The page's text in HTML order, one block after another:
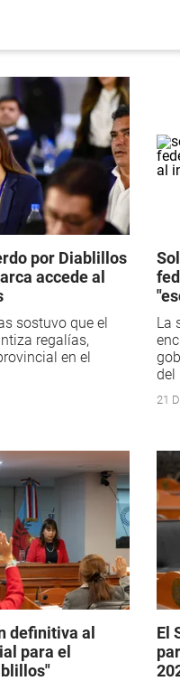
por Diablillos
accede al
sostuvo que el
regalías,
en el
La
del
21
definitiva al
para el
El